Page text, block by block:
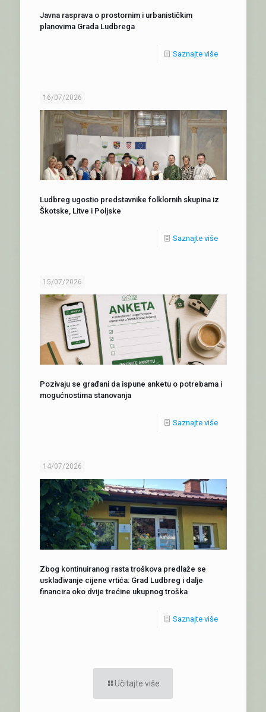
Javna rasprava o prostornim i urbanističkim
planovima Grada Ludbrega
Saznajte više
16/07/2026
Ludbreg ugostio predstavnike folklornih skupina iz
Škotske, Litve i Poljske
Saznajte više
15/07/2026
Pozivaju se građani da ispune anketu o potrebama i
mogućnostima stanovanja
Saznajte više
14/07/2026
Zbog kontinuiranog rasta troškova predlaže se
usklađivanje cijene vrtića: Grad Ludbreg i dalje
financira oko dvije trećine ukupnog troška
Saznajte više
Učitajte više